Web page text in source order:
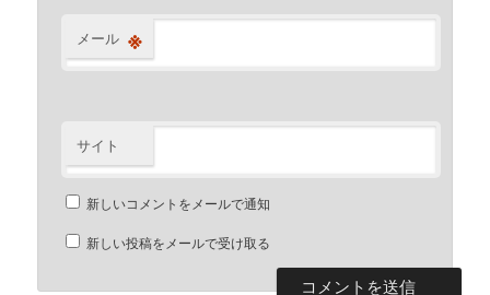
メール ※
サイト
新しいコメントをメールで通知
新しい投稿をメールで受け取る